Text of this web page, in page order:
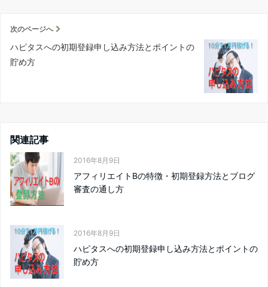
次のページへ
ハピタスへの初期登録申し込み方法とポイントの
貯め方
関連記事
2016年8月9日
アフィリエイトBの特徴・初期登録方法とブログ
審査の通し方
2016年8月9日
ハピタスへの初期登録申し込み方法とポイントの
貯め方